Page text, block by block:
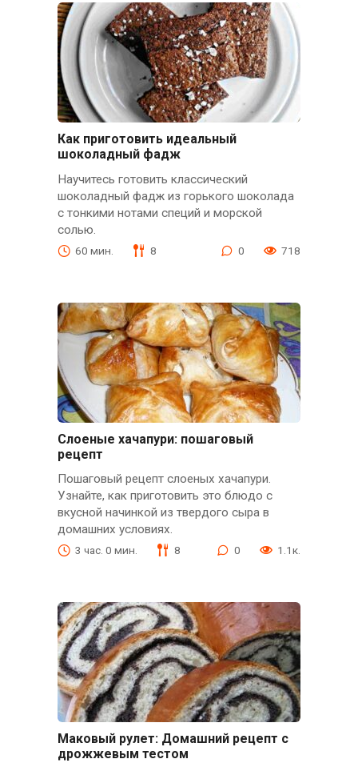
Как приготовить идеальный
шоколадный фадж
Научитесь готовить классический
шоколадный фадж из горького шоколада
с тонкими нотами специй и морской
солью.
60 мин. 8 0 718
Слоеные хачапури: пошаговый
рецепт
Пошаговый рецепт слоеных хачапури.
Узнайте, как приготовить это блюдо с
вкусной начинкой из твердого сыра в
домашних условиях.
3 час. 0 мин. 8 0 1.1к.
Маковый рулет: Домашний рецепт с
дрожжевым тестом